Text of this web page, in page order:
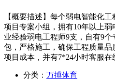
【概要描述】 每个弱电智能化工
项目专案小组，拥有10年以上弱
业经验弱电工程师9支，自有9
包，严格施工，确保工程质量
项目成本，并有7*24小时客服在
分类： 万搏体育